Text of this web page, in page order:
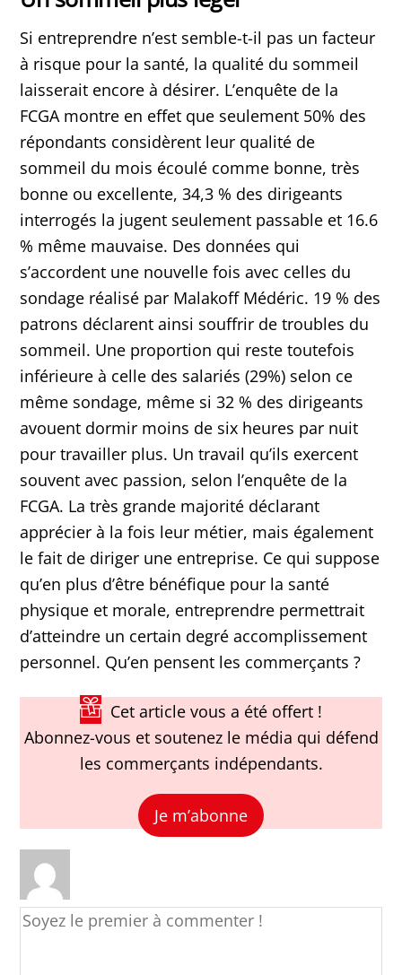
Si entreprendre n’est semble-t-il pas un facteur
à risque pour la santé, la qualité du sommeil
laisserait encore à désirer. L’enquête de la
FCGA montre en effet que seulement 50% des
répondants considèrent leur qualité de
sommeil du mois écoulé comme bonne, très
bonne ou excellente, 34,3 % des dirigeants
interrogés la jugent seulement passable et 16.6
% même mauvaise. Des données qui
s’accordent une nouvelle fois avec celles du
sondage réalisé par Malakoff Médéric. 19 % des
patrons déclarent ainsi souffrir de troubles du
sommeil. Une proportion qui reste toutefois
inférieure à celle des salariés (29%) selon ce
même sondage, même si 32 % des dirigeants
avouent dormir moins de six heures par nuit
pour travailler plus. Un travail qu’ils exercent
souvent avec passion, selon l’enquête de la
FCGA. La très grande majorité déclarant
apprécier à la fois leur métier, mais également
le fait de diriger une entreprise. Ce qui suppose
qu’en plus d’être bénéfique pour la santé
physique et morale, entreprendre permettrait
d’atteindre un certain degré accomplissement
personnel. Qu’en pensent les commerçants ?
Cet article vous a été offert !
Abonnez-vous et soutenez le média qui défend
les commerçants indépendants.
Je m’abonne